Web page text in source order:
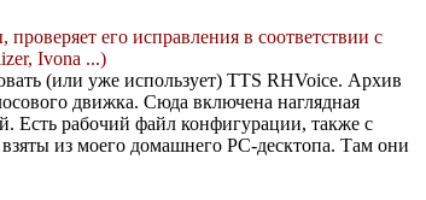
его исправления в соответствии с
Ivona ...)
(или уже использует) TTS RHVoice. Архив
движка. Сюда включена наглядная
Есть рабочий файл конфигурации, также с
из моего домашнего PC-десктопа. Там они